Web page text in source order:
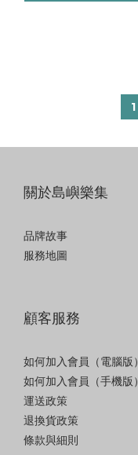
1
關於島嶼樂集
品牌故事
服務地圖
顧客服務
如何加入會員（電腦版）
如何加入會員（手機版）
運送政策
退換貨政策
條款與細則